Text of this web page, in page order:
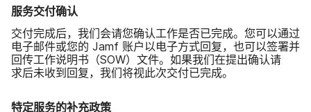
服务​交付确​认
交付​完成​后，​我们​会​请​您确​认​工作​是否​已​完成。​您​可以​通过​
电子​邮件​或​您​的 Jamf 账户​以​电子​方式​回复，​也​可以​签署​并​
回传​工作​说​明​书​（SOW）​文件。​如果​我们​在​提出​确​认​请​
求后​未​收到​回复，​我们​将​视此​次​交付​已​完成。
特定​服务​的​补充​政策